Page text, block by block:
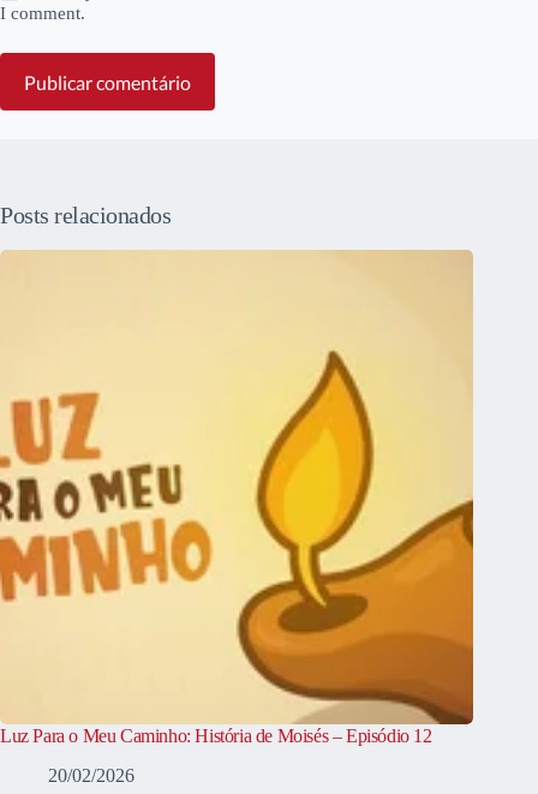
I comment.
Publicar comentário
Posts relacionados
Luz Para o Meu Caminho: História de Moisés – Episódio 12
20/02/2026